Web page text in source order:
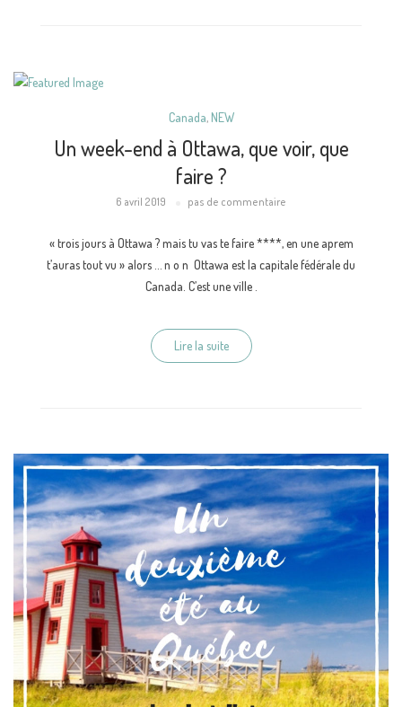
Canada, NEW
Un week-end à Ottawa, que voir, que
faire ?
6 avril 2019 pas de commentaire
« trois jours à Ottawa ? mais tu vas te faire ****, en une aprem
t’auras tout vu » alors … n o n Ottawa est la capitale fédérale du
Canada. C’est une ville .
Lire la suite